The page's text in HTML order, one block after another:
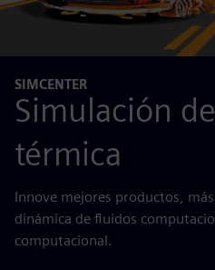
SIMCENTER
Simulación
térmica
Innove mejores productos,
dinámica de fluidos
computacional.